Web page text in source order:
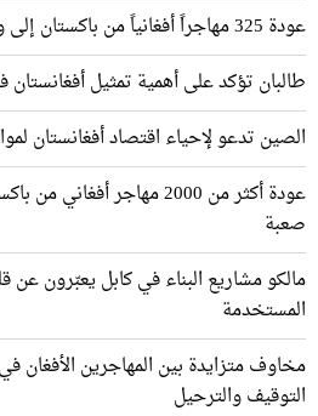
عودة 325 مهاجراً أفغانياً من باكستان إلى وطنهم
طالبان تؤكد على أهمية تمثيل أفغانستان
الصين تدعو لإحياء اقتصاد أفغانستان
عودة أكثر من 2000 مهاجر
صعبة
مالكو مشاريع البناء في كابل يعبّرون عن
المستخدمة
مخاوف متزايدة بين المهاجرين الأفغان
التوقيف والترحيل